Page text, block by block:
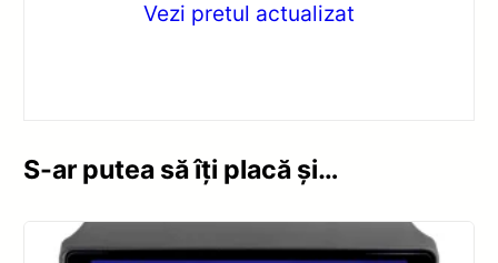
Vezi pretul actualizat
S-ar putea să îți placă și…